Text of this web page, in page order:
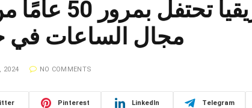
كاسيو الشرق الأوسط
مجال الساعات في
2024 NO COMMENTS
Pinterest LinkedIn Telegram